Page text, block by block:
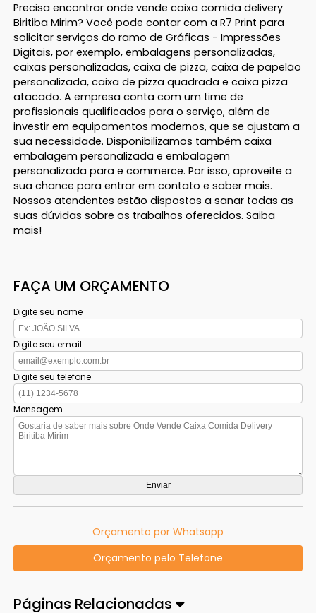
Precisa encontrar onde vende caixa comida delivery
Biritiba Mirim? Você pode contar com a R7 Print para
solicitar serviços do ramo de Gráficas - Impressões
Digitais, por exemplo, embalagens personalizadas,
caixas personalizadas, caixa de pizza, caixa de papelão
personalizada, caixa de pizza quadrada e caixa pizza
atacado. A empresa conta com um time de
profissionais qualificados para o serviço, além de
investir em equipamentos modernos, que se ajustam a
sua necessidade. Disponibilizamos também caixa
embalagem personalizada e embalagem
personalizada para e commerce. Por isso, aproveite a
sua chance para entrar em contato e saber mais.
Nossos atendentes estão dispostos a sanar todas as
suas dúvidas sobre os trabalhos oferecidos. Saiba
mais!
FAÇA UM ORÇAMENTO
Digite seu nome
Digite seu email
Digite seu telefone
Mensagem
Orçamento por Whatsapp
Orçamento pelo Telefone
Páginas Relacionadas